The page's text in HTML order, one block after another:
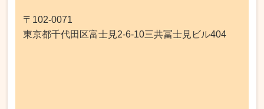
〒102-0071
東京都千代田区富士見2-6-10三共冨士見ビル404